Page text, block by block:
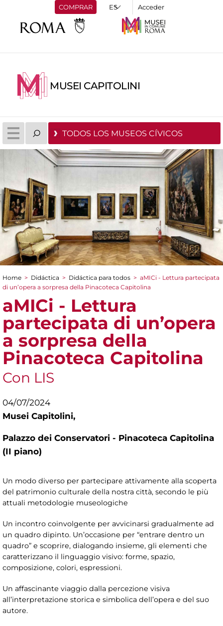
COMPRAR Acceder
MUSEI CAPITOLINI
TODOS LOS MUSEOS CÍVICOS
You are here
Home > Didáctica > Didáctica para todos > aMICi - Lettura partecipata
di un’opera a sorpresa della Pinacoteca Capitolina
aMICi - Lettura
partecipata di un’opera
a sorpresa della
Pinacoteca Capitolina
Con LIS
04/07/2024
Musei Capitolini,
Palazzo dei Conservatori - Pinacoteca Capitolina
(II piano)
Un modo diverso per partecipare attivamente alla scoperta
del patrimonio culturale della nostra città, secondo le più
attuali metodologie museologiche
Un incontro coinvolgente per avvicinarsi gradualmente ad
un quadro dipinto. Un’occasione per “entrare dentro un
quadro” e scoprire, dialogando insieme, gli elementi che
caratterizzano il linguaggio visivo: forme, spazio,
composizione, colori, espressioni.
Un affascinante viaggio dalla percezione visiva
all’interpretazione storica e simbolica dell’opera e del suo
autore.